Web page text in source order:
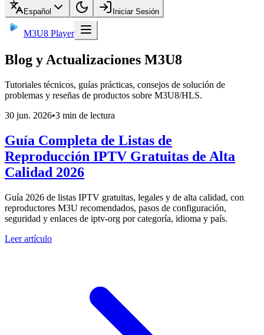
Español Iniciar Sesión
M3U8 Player
Blog y Actualizaciones M3U8
Tutoriales técnicos, guías prácticas, consejos de solución de
problemas y reseñas de productos sobre M3U8/HLS.
30 jun. 2026•3 min de lectura
Guía Completa de Listas de
Reproducción IPTV Gratuitas de Alta
Calidad 2026
Guía 2026 de listas IPTV gratuitas, legales y de alta calidad, con
reproductores M3U recomendados, pasos de configuración,
seguridad y enlaces de iptv-org por categoría, idioma y país.
Leer artículo